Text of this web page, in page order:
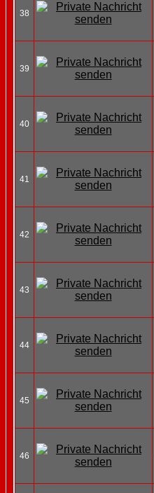
38
39
40
41
42
43
44
45
46